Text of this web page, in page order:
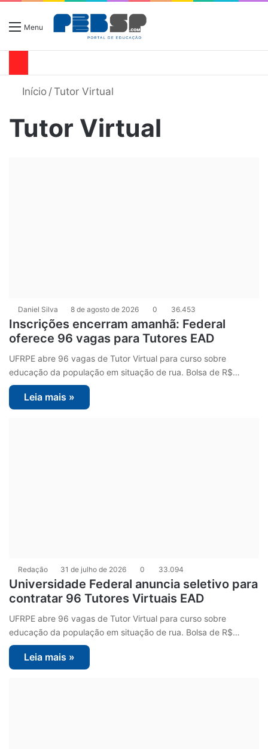
Menu
Início /Tutor Virtual
Tutor Virtual
Daniel Silva 8 de agosto de 2026 0 36.453
Inscrições encerram amanhã: Federal
oferece 96 vagas para Tutores EAD
UFRPE abre 96 vagas de Tutor Virtual para curso sobre
educação da população em situação de rua. Bolsa de R$…
Leia mais »
Redação 31 de julho de 2026 0 33.094
Universidade Federal anuncia seletivo para
contratar 96 Tutores Virtuais EAD
UFRPE abre 96 vagas de Tutor Virtual para curso sobre
educação da população em situação de rua. Bolsa de R$…
Leia mais »